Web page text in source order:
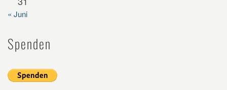
« Juni
Spenden